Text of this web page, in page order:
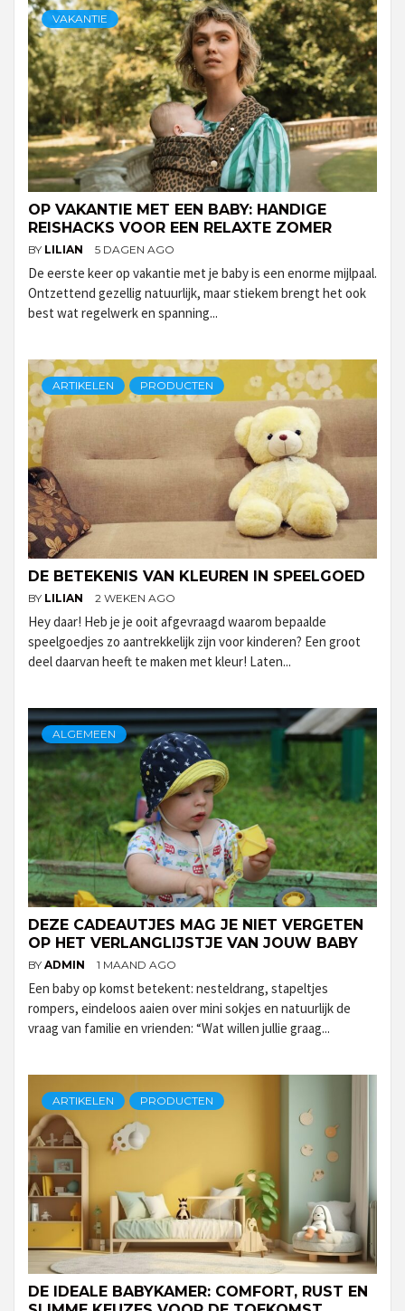
VAKANTIE
OP VAKANTIE MET EEN BABY: HANDIGE
REISHACKS VOOR EEN RELAXTE ZOMER
BY LILIAN 5 DAGEN AGO
De eerste keer op vakantie met je baby is een enorme mijlpaal.
Ontzettend gezellig natuurlijk, maar stiekem brengt het ook
best wat regelwerk en spanning...
ARTIKELEN PRODUCTEN
DE BETEKENIS VAN KLEUREN IN SPEELGOED
BY LILIAN 2 WEKEN AGO
Hey daar! Heb je je ooit afgevraagd waarom bepaalde
speelgoedjes zo aantrekkelijk zijn voor kinderen? Een groot
deel daarvan heeft te maken met kleur! Laten...
ALGEMEEN
DEZE CADEAUTJES MAG JE NIET VERGETEN
OP HET VERLANGLIJSTJE VAN JOUW BABY
BY ADMIN 1 MAAND AGO
Een baby op komst betekent: nesteldrang, stapeltjes
rompers, eindeloos aaien over mini sokjes en natuurlijk de
vraag van familie en vrienden: “Wat willen jullie graag...
ARTIKELEN PRODUCTEN
DE IDEALE BABYKAMER: COMFORT, RUST EN